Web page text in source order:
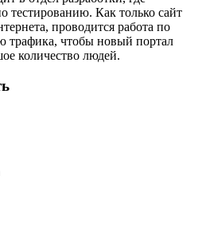
тестированию. Как только сайт
проводится работа по
трафика, чтобы новый портал
количество людей.